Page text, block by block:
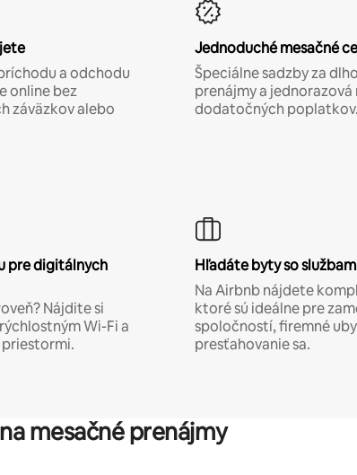
a odchodu
online bez
záväzkov alebo
Jednoduché mesačné
Špeciálne sadzby za
prenájmy a
dodatočných
pre digitálnych
Nájdite si
Wi-Fi a
Hľadáte byty so
Na Airbnb nájdete
ktoré sú ideálne pre
spoločností, firemné
presťahovanie sa.
mesačné prenájmy